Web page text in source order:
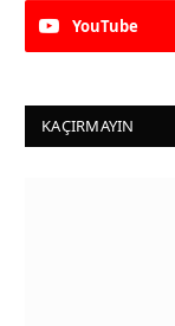
YouTube
KAÇIRMAYIN